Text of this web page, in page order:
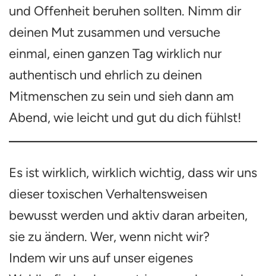
und Offenheit beruhen sollten. Nimm dir
deinen Mut zusammen und versuche
einmal, einen ganzen Tag wirklich nur
authentisch und ehrlich zu deinen
Mitmenschen zu sein und sieh dann am
Abend, wie leicht und gut du dich fühlst!
Es ist wirklich, wirklich wichtig, dass wir uns
dieser toxischen Verhaltensweisen
bewusst werden und aktiv daran arbeiten,
sie zu ändern. Wer, wenn nicht wir?
Indem wir uns auf unser eigenes